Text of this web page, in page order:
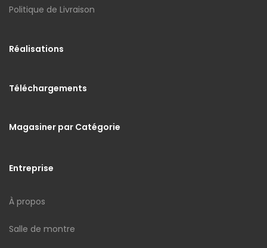
Politique de Livraison
Réalisations
Téléchargements
Magasiner par Catégorie
Entreprise
À propos
Salle de montre